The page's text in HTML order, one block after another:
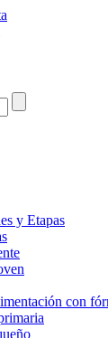
y Etapas
con